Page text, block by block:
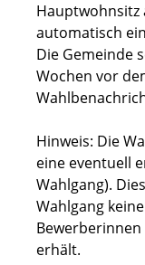
Hauptwohnsitz
automatisch
Die Gemeinde
Wochen vor
Hinweis: Die
eine eventuell
Wahlgang).
Wahlgang
erhält.